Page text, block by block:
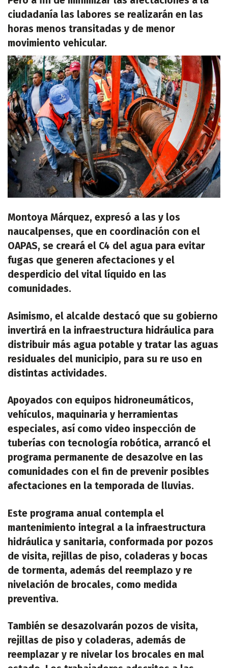
ciudadanía las labores se realizarán en las
horas menos transitadas y de menor
movimiento vehicular.
Montoya Márquez, expresó a las y los
naucalpenses, que en coordinación con el
OAPAS, se creará el C4 del agua para evitar
fugas que generen afectaciones y el
desperdicio del vital líquido en las
comunidades.
Asimismo, el alcalde destacó que su gobierno
invertirá en la infraestructura hidráulica para
distribuir más agua potable y tratar las aguas
residuales del municipio, para su re uso en
distintas actividades.
Apoyados con equipos hidroneumáticos,
vehículos, maquinaria y herramientas
especiales, así como video inspección de
tuberías con tecnología robótica, arrancó el
programa permanente de desazolve en las
comunidades con el fin de prevenir posibles
afectaciones en la temporada de lluvias.
Este programa anual contempla el
mantenimiento integral a la infraestructura
hidráulica y sanitaria, conformada por pozos
de visita, rejillas de piso, coladeras y bocas
de tormenta, además del reemplazo y re
nivelación de brocales, como medida
preventiva.
También se desazolvarán pozos de visita,
rejillas de piso y coladeras, además de
reemplazar y re nivelar los brocales en mal